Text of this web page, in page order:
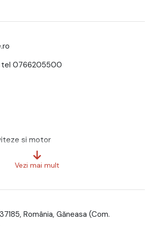
tel 0766205500
si motor
la predare
Vezi mai mult
România, Găneasa (Com.